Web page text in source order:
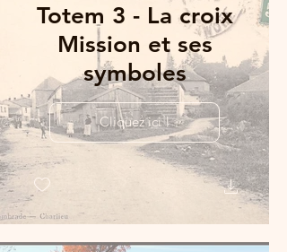
Totem 3 - La croix
Mission et ses
symboles
Cliquez ici !